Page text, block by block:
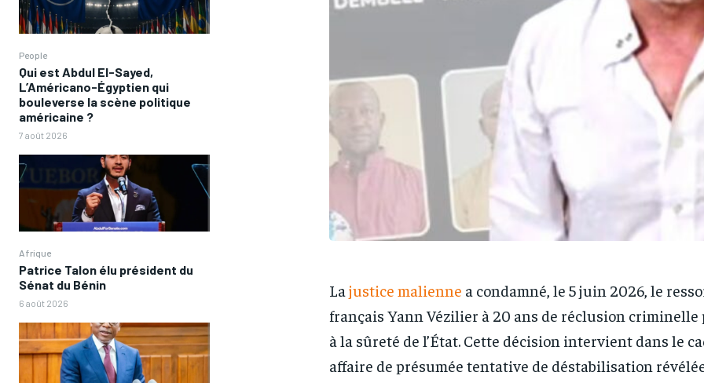
People
Qui est Abdul El-Sayed,
L’Américano-Égyptien qui
bouleverse la scène politique
américaine ?
7 août 2026
Afrique
Patrice Talon élu président du
Sénat du Bénin
6 août 2026
La justice malienne a condamné, le 5 juin 2026, le
français Yann Vézilier à 20 ans de réclusion
à la sûreté de l’État. Cette décision intervient dans le
affaire de présumée tentative de déstabilisation